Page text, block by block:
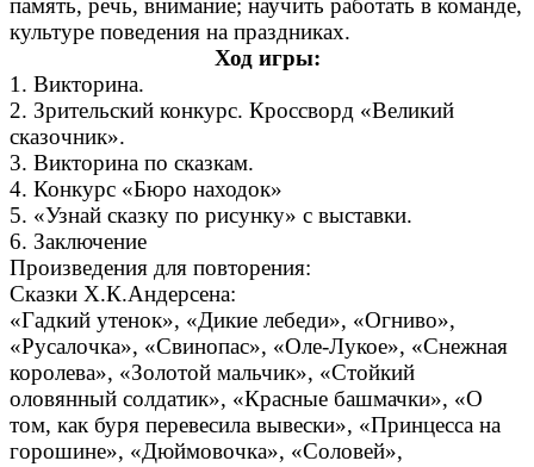
память, речь, внимание; научить работать в команде,
культуре поведения на праздниках.
Ход игры:
1. Викторина.
2. Зрительский конкурс. Кроссворд «Великий
сказочник».
3. Викторина по сказкам.
4. Конкурс «Бюро находок»
5. «Узнай сказку по рисунку» с выставки.
6. Заключение
Произведения для повторения:
Сказки Х.К.Андерсена:
«Гадкий утенок», «Дикие лебеди», «Огниво»,
«Русалочка», «Свинопас», «Оле-Лукое», «Снежная
королева», «Золотой мальчик», «Стойкий
оловянный солдатик», «Красные башмачки», «О
том, как буря перевесила вывески», «Принцесса на
горошине», «Дюймовочка», «Соловей»,